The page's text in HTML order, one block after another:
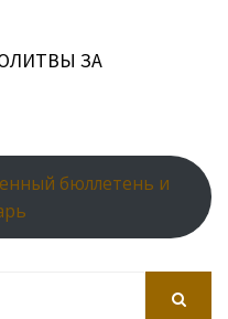
ЗА
бюллетень и